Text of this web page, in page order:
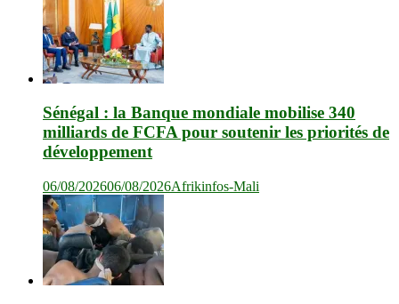
Sénégal : la Banque mondiale mobilise 340
milliards de FCFA pour soutenir les priorités de
développement
06/08/202606/08/2026Afrikinfos-Mali